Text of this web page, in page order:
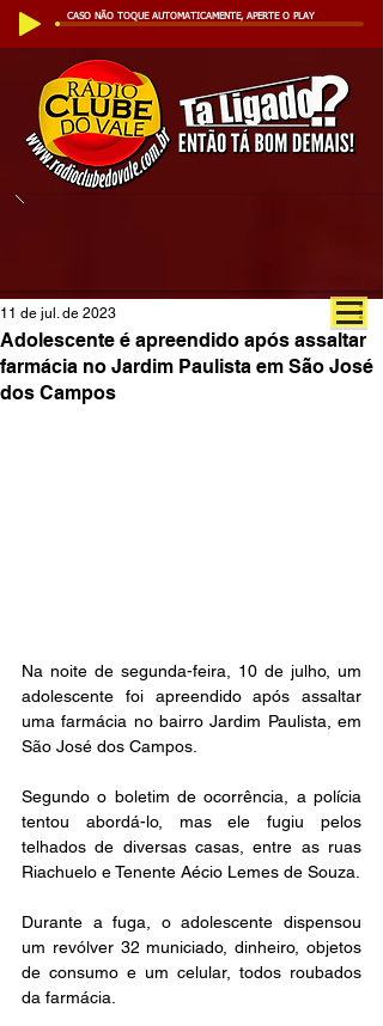
CASO NÃO TOQUE AUTOMATICAMENTE, APERTE O PLAY
Adolescente é apreendido após assaltar
farmácia no Jardim Paulista em São José
dos Campos
11 de jul. de 2023
Na noite de segunda-feira, 10 de julho, um
adolescente foi apreendido após assaltar
uma farmácia no bairro Jardim Paulista, em
São José dos Campos.
Segundo o boletim de ocorrência, a polícia
tentou abordá-lo, mas ele fugiu pelos
telhados de diversas casas, entre as ruas
Durante a fuga, o adolescente dispensou
um revólver 32 municiado, dinheiro, objetos
de consumo e um celular, todos roubados
da farmácia.